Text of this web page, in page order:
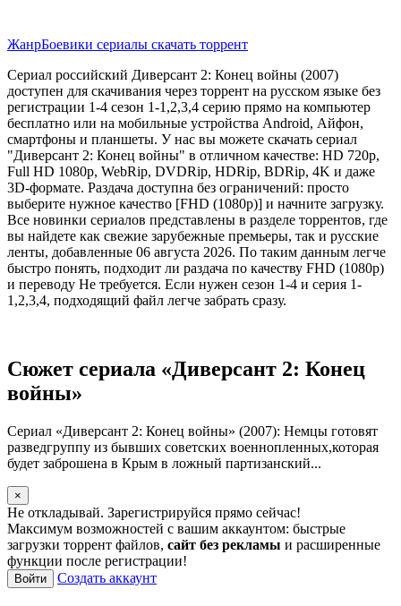
ЖанрБоевики сериалы скачать торрент
Сериал российский Диверсант 2: Конец войны (2007)
доступен для скачивания через торрент на русском языке без
регистрации 1-4 сезон 1-1,2,3,4 серию прямо на компьютер
бесплатно или на мобильные устройства Android, Айфон,
смартфоны и планшеты. У нас вы можете скачать сериал
"Диверсант 2: Конец войны" в отличном качестве: HD 720p,
Full HD 1080p, WebRip, DVDRip, HDRip, BDRip, 4K и даже
3D-формате. Раздача доступна без ограничений: просто
выберите нужное качество [FHD (1080p)] и начните загрузку.
Все новинки сериалов представлены в разделе торрентов, где
вы найдете как свежие зарубежные премьеры, так и русские
ленты, добавленные 06 августа 2026. По таким данным легче
быстро понять, подходит ли раздача по качеству FHD (1080p)
и переводу Не требуется. Если нужен сезон 1-4 и серия 1-
1,2,3,4, подходящий файл легче забрать сразу.
Сюжет сериала «Диверсант 2: Конец
войны»
Сериал «Диверсант 2: Конец войны» (2007): Немцы готовят
разведгруппу из бывших советских военнопленных,которая
будет заброшена в Крым в ложный партизанский...
×
Не откладывай. Зарегистрируйся прямо сейчас!
Максимум возможностей с вашим аккаунтом: быстрые
загрузки торрент файлов, сайт без рекламы и расширенные
функции после регистрации!
Войти Создать аккаунт